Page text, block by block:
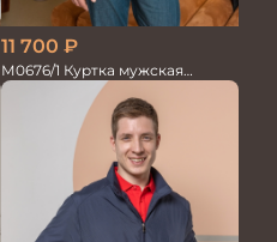
11 700 ₽
М0676/1 Куртка мужская
т.синий/красный